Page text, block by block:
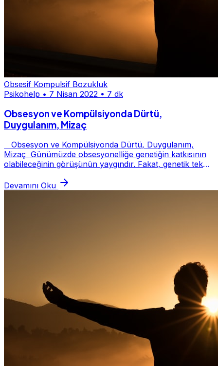
Obsesif Kompulsif Bozukluk
Psikohelp • 7 Nisan 2022 • 7 dk
Obsesyon ve Kompülsiyonda Dürtü,
Duygulanım, Mizaç
Obsesyon ve Kompülsiyonda Dürtü, Duygulanım,
Mizaç Günümüzde obsesyonelliğe genetiğin katkısının
olabileceğinin görüşünün yaygındır. Fakat, genetik tek
Devamını Oku